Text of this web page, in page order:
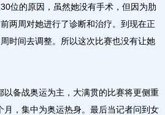
位的原因，虽然她没有手术，但因为肋
两周对她进行了诊断和治疗。到现在正
时间去调整。所以这次比赛也没有让她
备战奥运为主，大满贯的比赛将更侧重
，集中为奥运热身。最后当记者问到女